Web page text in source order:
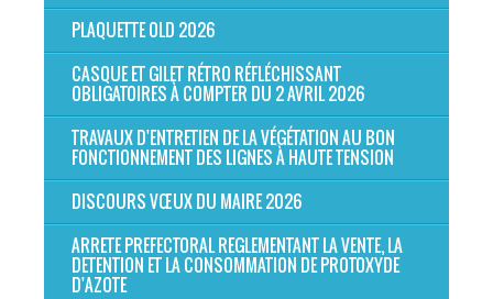
PLAQUETTE OLD 2026
CASQUE ET GILET RÉTRO RÉFLÉCHISSANT
OBLIGATOIRES À COMPTER DU 2 AVRIL 2026
TRAVAUX D'ENTRETIEN DE LA VÉGÉTATION AU BON
FONCTIONNEMENT DES LIGNES À HAUTE TENSION
DISCOURS VŒUX DU MAIRE 2026
ARRETE PREFECTORAL REGLEMENTANT LA VENTE, LA
DETENTION ET LA CONSOMMATION DE PROTOXYDE
D'AZOTE